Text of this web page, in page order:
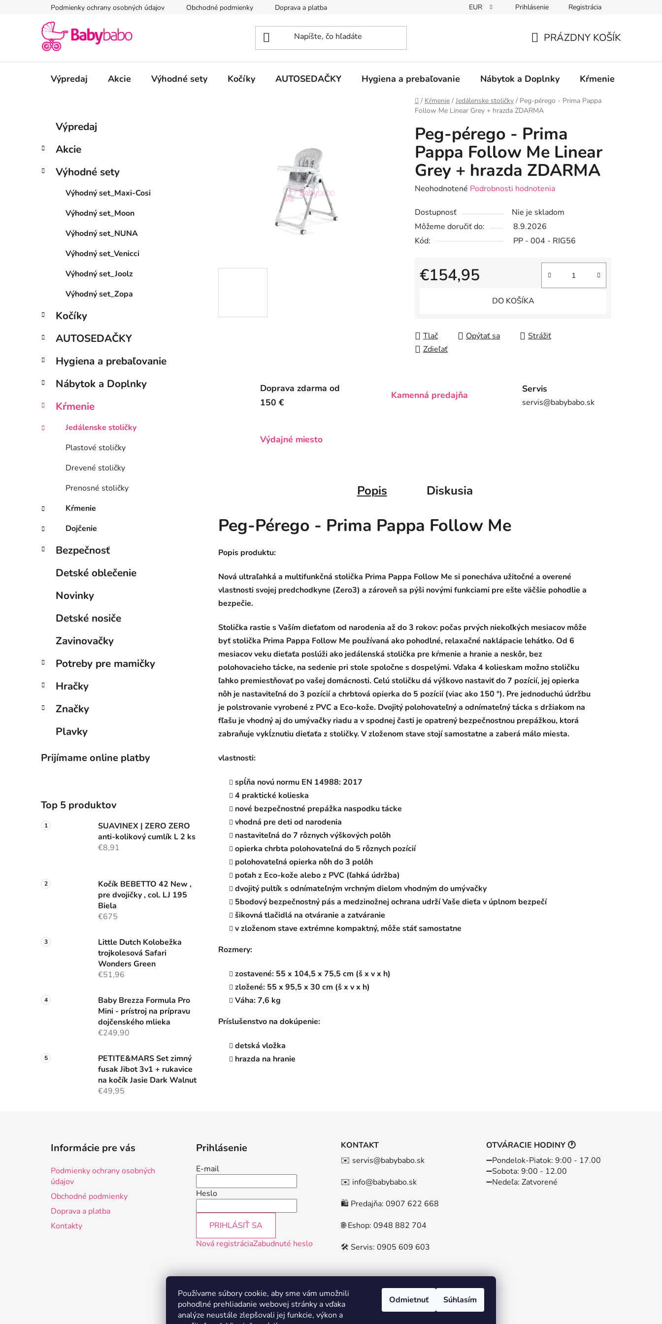
Používame súbory cookie, aby sme vám umožnili
pohodlné prehliadanie webovej stránky a vďaka
analýze neustále zlepšovali jej funkcie, výkon a
Odmietnuť Súhlasím
Podmienky ochrany osobných údajov Obchodné podmienky Doprava a platba EUR Prihlásenie Registrácia
KOŠÍK
PRÁZDNY KOŠÍK
Výpredaj Akcie Výhodné sety Kočíky AUTOSEDAČKY Hygiena a prebaľovanie Nábytok a Doplnky Kŕmenie
Domov
/ Kŕmenie / Jedálenske stoličky / Peg-pérego - Prima Pappa
Follow Me Linear Grey + hrazda ZDARMA
č
ý
Preskočiť
kategórie
e
ó
Výpredaj
Akcie
Výhodné sety
Výhodný set_Maxi-Cosi
Výhodný set_Moon
Výhodný set_NUNA
Výhodný set_Venicci
Výhodný set_Joolz
Výhodný set_Zopa
Kočíky
AUTOSEDAČKY
Hygiena a prebaľovanie
Nábytok a Doplnky
Kŕmenie
Jedálenske stoličky
Plastové stoličky
Drevené stoličky
Prenosné stoličky
Kŕmenie
Dojčenie
Bezpečnosť
Detské oblečenie
Novinky
Detské nosiče
Zavinovačky
Potreby pre mamičky
Hračky
Značky
Plavky
Prijímame online platby
Top 5 produktov
SUAVINEX | ZERO ZERO
anti-kolikový cumlík L 2 ks
€8,91
Kočík BEBETTO 42 New ,
pre dvojičky , col. LJ 195
Biela
€675
Little Dutch Kolobežka
trojkolesová Safari
Wonders Green
€51,96
Baby Brezza Formula Pro
Mini - prístroj na prípravu
dojčenského mlieka
€249,90
PETITE&MARS Set zimný
fusak Jibot 3v1 + rukavice
na kočík Jasie Dark Walnut
€49,95
Peg-pérego - Prima
Pappa Follow Me Linear
Grey + hrazda ZDARMA
Priemerné
produktu
je
0,0
hviezdičiek.
Neohodnotené Podrobnosti hodnotenia
Dostupnosť
Nie je skladom
Môžeme doručiť do:
8.9.2026
Kód:
PP - 004 - RIG56
€154,95
DO KOŠÍKA
Tlač Opýtať sa
Strážiť
Zdieľať
Doprava zdarma od
150 €
Kamenná predajňa
Servis
servis@babybabo.sk
Výdajné miesto
Popis Diskusia
Peg-Pérego - Prima Pappa Follow Me
Popis produktu:
Nová ultraľahká a multifunkčná stolička Prima Pappa Follow Me si ponecháva užitočné a overené
vlastnosti svojej predchodkyne (Zero3) a zároveň sa pýši novými funkciami pre ešte väčšie pohodlie a
bezpečie.
Stolička rastie s Vaším dieťaťom od narodenia až do 3 rokov: počas prvých niekoľkých mesiacov môže
byť stolička Prima Pappa Follow Me používaná ako pohodlné, relaxačné naklápacie lehátko. Od 6
mesiacov veku dieťaťa poslúži ako jedálenská stolička pre kŕmenie a hranie a neskôr, bez
polohovacieho tácke, na sedenie pri stole spoločne s dospelými. Vďaka 4 kolieskam možno stoličku
ľahko premiestňovať po vašej domácnosti. Celú stoličku dá výškovo nastaviť do 7 pozícií, jej opierka
nôh je nastaviteľná do 3 pozícií a chrbtová opierka do 5 pozícií (viac ako 150 °). Pre jednoduchú údržbu
je polstrovanie vyrobené z PVC a Eco-kože. Dvojitý polohovateľný a odnímateľný tácka s držiakom na
fľašu je vhodný aj do umývačky riadu a v spodnej časti je opatrený bezpečnostnou prepážkou, ktorá
zabraňuje vykĺznutiu dieťaťa z stoličky. V zloženom stave stojí samostatne a zaberá málo miesta.
vlastnosti:
spĺňa novú normu EN 14988: 2017
4 praktické kolieska
nové bezpečnostné prepážka naspodku tácke
vhodná pre deti od narodenia
nastaviteľná do 7 rôznych výškových polôh
opierka chrbta polohovateľná do 5 rôznych pozícií
polohovateľná opierka nôh do 3 polôh
poťah z Eco-kože alebo z PVC (ľahká údržba)
dvojitý pultík s odnímateľným vrchným dielom vhodným do umývačky
5bodový bezpečnostný pás a medzinožnej ochrana udrží Vaše dieťa v úplnom bezpečí
šikovná tlačidlá na otváranie a zatváranie
v zloženom stave extrémne kompaktný, môže stáť samostatne
Rozmery:
zostavené: 55 x 104,5 x 75,5 cm (š x v x h)
zložené: 55 x 95,5 x 30 cm (š x v x h)
Váha: 7,6 kg
Príslušenstvo na dokúpenie:
detská vložka
hrazda na hranie
Informácie pre vás
Podmienky ochrany osobných
údajov
Obchodné podmienky
Doprava a platba
Kontakty
Prihlásenie
E-mail
Heslo
PRIHLÁSIŤ SA
Nová registráciaZabudnuté heslo
KONTAKT
✉️ servis@babybabo.sk
✉️ info@babybabo.sk
🛍️ Predajňa: 0907 622 668
🌐 Eshop: 0948 882 704
🛠️ Servis: 0905 609 603
OTVÁRACIE HODINY 🕐
➖️Pondelok-Piatok: 9:00 - 17.00
➖️Sobota: 9:00 - 12.00
➖️Nedeľa: Zatvorené